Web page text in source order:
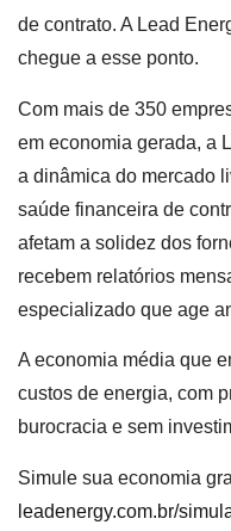
de contrato. A Lead
chegue a esse ponto.
Com mais de 350
em economia gerada, a
a dinâmica do mercado
saúde financeira de
afetam a solidez dos
recebem relatórios
especializado que age
A economia média que
custos de energia, com
burocracia e sem
Simule sua economia
leadenergy.com.br/